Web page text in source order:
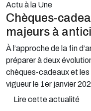
Actu à la Une
Chèques-
majeurs à
À l’approche de la fin
préparer à deux
chèques-cadeaux et les
vigueur le 1er janvier
Lire cette actualité